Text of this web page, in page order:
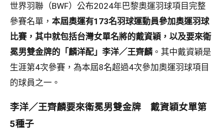
世界羽聯（BWF）公布2024年巴黎奧運羽球項目完整
參賽名單， 本屆奧運有173名羽球運動員參加奧運羽球
比賽，其中就包括台灣女單名將的戴資穎，以及要來衛
冕男雙金牌的「麟洋配」李洋／王齊麟。其中戴資穎是
生涯第4次參賽，為本屆8名超過4次參加奧運羽球項目
的球員之一。
李洋／王齊麟要來衛冕男雙金牌 戴資穎女單第
5種子